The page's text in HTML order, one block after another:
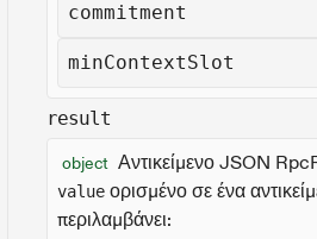
commitment
minContextSlot
result
object Αντικείμενο JSON
value ορισμένο σε ένα
περιλαμβάνει: